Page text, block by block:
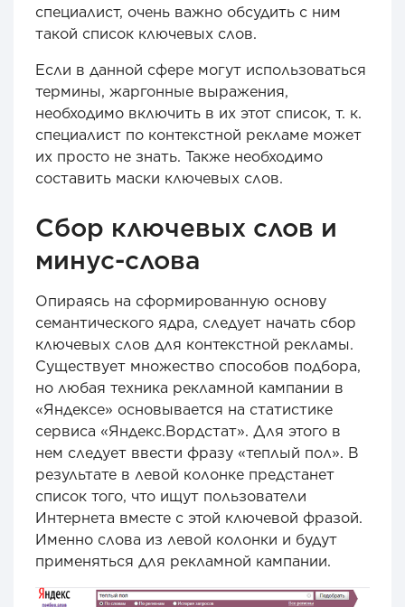
специалист, очень важно обсудить с ним
такой список ключевых слов.
Если в данной сфере могут использоваться
термины, жаргонные выражения,
необходимо включить в их этот список, т. к.
специалист по контекстной рекламе может
их просто не знать. Также необходимо
составить маски ключевых слов.
Сбор ключевых слов и
минус-слова
Опираясь на сформированную основу
семантического ядра, следует начать сбор
ключевых слов для контекстной рекламы.
Существует множество способов подбора,
но любая техника рекламной кампании в
«Яндексе» основывается на статистике
сервиса «Яндекс.Вордстат». Для этого в
нем следует ввести фразу «теплый пол». В
результате в левой колонке предстанет
список того, что ищут пользователи
Интернета вместе с этой ключевой фразой.
Именно слова из левой колонки и будут
применяться для рекламной кампании.